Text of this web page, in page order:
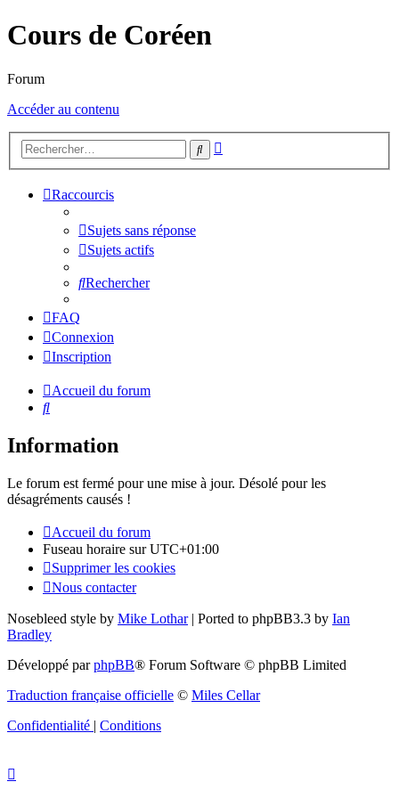
Cours de Coréen
Forum
Accéder au contenu
Rechercher
Raccourcis
Sujets sans réponse
Sujets actifs
Rechercher
FAQ
Connexion
Inscription
Accueil du forum
Rechercher
Information
Le forum est fermé pour une mise à jour. Désolé pour les
désagréments causés !
Accueil du forum
Fuseau horaire surUTC+01:00
Supprimer les cookies
Nous contacter
Nosebleed style by Mike Lothar| Ported to phpBB3.3 by Ian
Bradley
Développé parphpBB® Forum Software © phpBB Limited
Traduction française officielle © Miles Cellar
Confidentialité | Conditions